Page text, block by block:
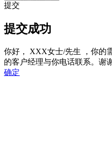
提交
提交成功
你好， XXX女士/先生
，你的
的客户经理与你电话联系。谢
确定